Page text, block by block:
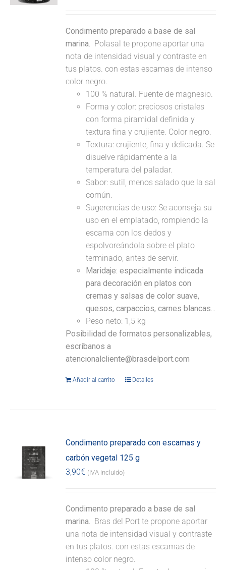
Condimento preparado a base de sal
marina. Polasal te propone aportar una
nota de intensidad visual y contraste en
tus platos. con estas escamas de intenso
color negro.
100 % natural. Fuente de magnesio.
Forma y color: preciosos cristales
con forma piramidal definida y
textura fina y crujiente. Color negro.
Textura: crujiente, fina y delicada. Se
disuelve rápidamente a la
temperatura del paladar.
Sabor: sutil, menos salado que la sal
común.
Sugerencias de uso: Se aconseja su
uso en el emplatado, rompiendo la
escama con los dedos y
espolvoreándola sobre el plato
terminado, antes de servir.
Maridaje: especialmente indicada
para decoración en platos con
cremas y salsas de color suave,
quesos, carpaccios, carnes blancas...
Peso neto: 1,5 kg
Posibilidad de formatos personalizables,
escríbanos a
atencionalcliente@brasdelport.com
Añadir al carrito Detalles
Condimento preparado con escamas y
carbón vegetal 125 g
3,90€ (IVA incluido)
Condimento preparado a base de sal
marina. Bras del Port te propone aportar
una nota de intensidad visual y contraste
en tus platos. con estas escamas de
intenso color negro.